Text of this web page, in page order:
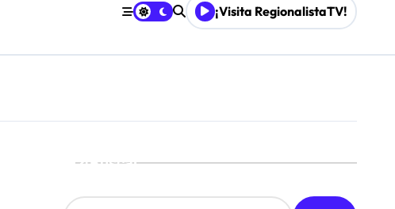
¡Visita RegionalistaTV!
Buscar